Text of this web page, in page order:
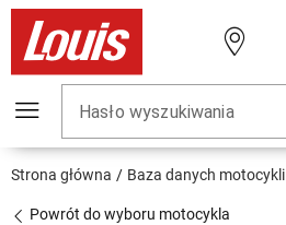
Hasło wyszukiwania
Strona główna Baza danych motocykli
Powrót do wyboru motocykla